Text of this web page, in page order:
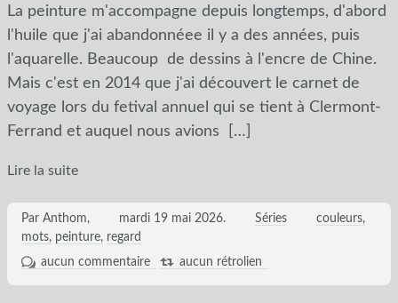
La peinture m'accompagne depuis longtemps, d'abord
l'huile que j'ai abandonnéee il y a des années, puis
l'aquarelle. Beaucoup de dessins à l'encre de Chine.
Mais c'est en 2014 que j'ai découvert le carnet de
voyage lors du fetival annuel qui se tient à Clermont-
Ferrand et auquel nous avions
[…]
Lire la suite
Par Anthom, mardi 19 mai 2026. Séries
couleurs
mots peinture regard
aucun commentaire
aucun rétrolien